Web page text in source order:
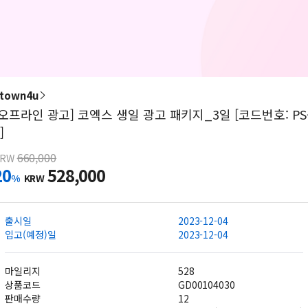
프라인 광고] 코엑스 생일 광고 패키지_3일 [코드번호:
660,000
% KRW 528,000
출시일
2023-12-04
입고(예정)일
2023-12-04
마일리지
528
상품코드
GD00104030
판매수량
12